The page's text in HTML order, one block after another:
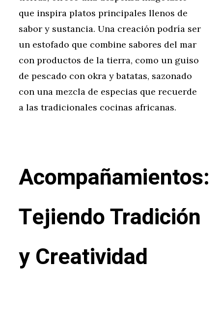
que inspira platos principales llenos de
sabor y sustancia. Una creación podría ser
un estofado que combine sabores del mar
con productos de la tierra, como un guiso
de pescado con okra y batatas, sazonado
con una mezcla de especias que recuerde
a las tradicionales cocinas africanas.
Acompañamientos:
Tejiendo Tradición
y Creatividad